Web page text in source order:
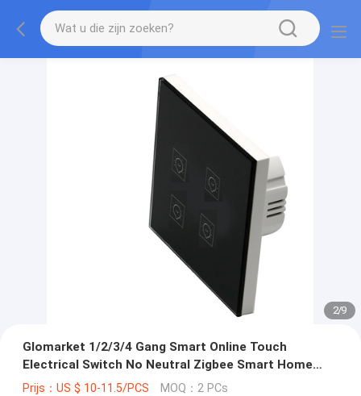
2/9
Glomarket 1/2/3/4 Gang Smart Online Touch
Electrical Switch No Neutral Zigbee Smart Home
Switch Control Panel
Prijs：US $ 10-11.5/PCS MOQ：2 PCs